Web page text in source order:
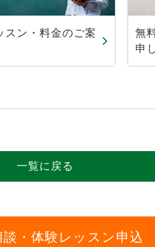
スン・料金のご案
無
申
一覧に戻る
談・体験レッスン申込